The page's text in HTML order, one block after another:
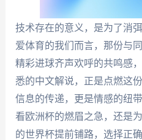
技术存在的意义，是为了消
爱体育的我们而言，那份与
精彩进球齐声欢呼的共鸣感
悉的中文解说，正是点燃这
信息的传递，更是情感的纽
看欧洲杯的燃眉之急，还是
的世界杯提前铺路，选择正